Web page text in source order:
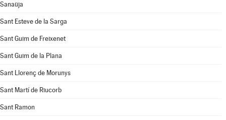
Sanaüja
Sant Esteve de la Sarga
Sant Guim de Freixenet
Sant Guim de la Plana
Sant Llorenç de Morunys
Sant Martí de Riucorb
Sant Ramon